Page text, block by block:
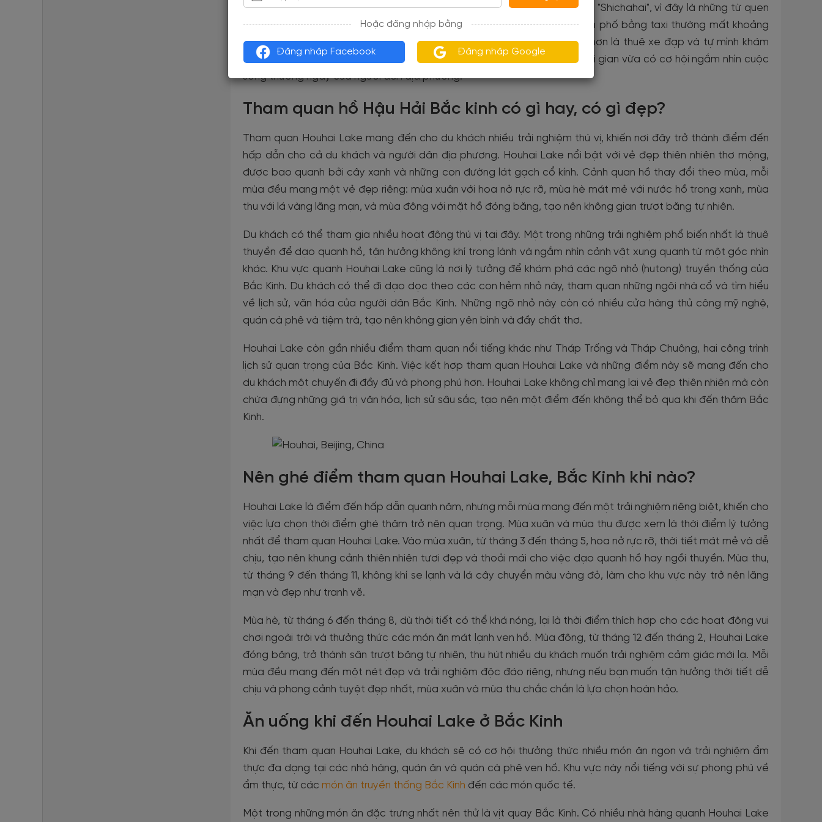
Nếu du khách chọn đi taxi, hãy nói với tài xế đưa bạn đến "Houhai" hoặc "Shichahai", vì đây là những từ quen
thuộc với người dân địa phương. Thời gian di chuyển từ trung tâm thành phố bằng taxi thường mất khoảng
15-20 phút, tùy thuộc vào tình trạng giao thông. Một cách khác thú vị hơn là thuê xe đạp và tự mình khám
phá đường phố Bắc Kinh trên đường đến Houhai Lake, vừa tiết kiệm thời gian vừa có cơ hội ngắm nhìn cuộc
sống thường ngày của người dân địa phương.
Tham quan hồ Hậu Hải Bắc kinh có gì hay, có gì đẹp?
Tham quan Houhai Lake mang đến cho du khách nhiều trải nghiệm thú vị, khiến nơi đây trở thành điểm đến
hấp dẫn cho cả du khách và người dân địa phương. Houhai Lake nổi bật với vẻ đẹp thiên nhiên thơ mộng,
được bao quanh bởi cây xanh và những con đường lát gạch cổ kính. Cảnh quan hồ thay đổi theo mùa, mỗi
mùa đều mang một vẻ đẹp riêng: mùa xuân với hoa nở rực rỡ, mùa hè mát mẻ với nước hồ trong xanh, mùa
thu với lá vàng lãng mạn, và mùa đông với mặt hồ đóng băng, tạo nên không gian trượt băng tự nhiên.
Du khách có thể tham gia nhiều hoạt động thú vị tại đây. Một trong những trải nghiệm phổ biến nhất là thuê
thuyền để dạo quanh hồ, tận hưởng không khí trong lành và ngắm nhìn cảnh vật xung quanh từ một góc nhìn
khác. Khu vực quanh Houhai Lake cũng là nơi lý tưởng để khám phá các ngõ nhỏ (hutong) truyền thống của
Bắc Kinh. Du khách có thể đi dạo dọc theo các con hẻm nhỏ này, tham quan những ngôi nhà cổ và tìm hiểu
về lịch sử, văn hóa của người dân Bắc Kinh. Những ngõ nhỏ này còn có nhiều cửa hàng thủ công mỹ nghệ,
quán cà phê và tiệm trà, tạo nên không gian yên bình và đầy chất thơ.
Houhai Lake còn gần nhiều điểm tham quan nổi tiếng khác như Tháp Trống và Tháp Chuông, hai công trình
lịch sử quan trọng của Bắc Kinh. Việc kết hợp tham quan Houhai Lake và những điểm này sẽ mang đến cho
du khách một chuyến đi đầy đủ và phong phú hơn. Houhai Lake không chỉ mang lại vẻ đẹp thiên nhiên mà còn
chứa đựng những giá trị văn hóa, lịch sử sâu sắc, tạo nên một điểm đến không thể bỏ qua khi đến thăm Bắc
Kinh.
Nên ghé điểm tham quan Houhai Lake, Bắc Kinh khi nào?
Houhai Lake là điểm đến hấp dẫn quanh năm, nhưng mỗi mùa mang đến một trải nghiệm riêng biệt, khiến cho
việc lựa chọn thời điểm ghé thăm trở nên quan trọng. Mùa xuân và mùa thu được xem là thời điểm lý tưởng
nhất để tham quan Houhai Lake. Vào mùa xuân, từ tháng 3 đến tháng 5, hoa nở rực rỡ, thời tiết mát mẻ và dễ
chịu, tạo nên khung cảnh thiên nhiên tươi đẹp và thoải mái cho việc dạo quanh hồ hay ngồi thuyền. Mùa thu,
từ tháng 9 đến tháng 11, không khí se lạnh và lá cây chuyển màu vàng đỏ, làm cho khu vực này trở nên lãng
mạn và đẹp như tranh vẽ.
Mùa hè, từ tháng 6 đến tháng 8, dù thời tiết có thể khá nóng, lại là thời điểm thích hợp cho các hoạt động vui
chơi ngoài trời và thưởng thức các món ăn mát lạnh ven hồ. Mùa đông, từ tháng 12 đến tháng 2, Houhai Lake
đóng băng, trở thành sân trượt băng tự nhiên, thu hút nhiều du khách muốn trải nghiệm cảm giác mới lạ. Mỗi
mùa đều mang đến một nét đẹp và trải nghiệm độc đáo riêng, nhưng nếu bạn muốn tận hưởng thời tiết dễ
chịu và phong cảnh tuyệt đẹp nhất, mùa xuân và mùa thu chắc chắn là lựa chọn hoàn hảo.
Ăn uống khi đến Houhai Lake ở Bắc Kinh
Khi đến tham quan Houhai Lake, du khách sẽ có cơ hội thưởng thức nhiều món ăn ngon và trải nghiệm ẩm
thực đa dạng tại các nhà hàng, quán ăn và quán cà phê ven hồ. Khu vực này nổi tiếng với sự phong phú về
ẩm thực, từ các món ăn truyền thống Bắc Kinh đến các món quốc tế.
Một trong những món ăn đặc trưng nhất nên thử là vịt quay Bắc Kinh. Có nhiều nhà hàng quanh Houhai Lake
Hoặc đăng nhập bằng
Đăng nhập Facebook Đăng nhập Google